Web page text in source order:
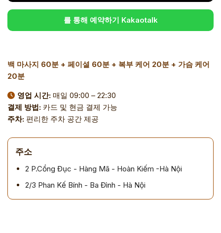
를 통해 예약하기 Kakaotalk
백 마사지 60분 + 페이셜 60분 + 복부 케어 20분 + 가슴 케어
20분
영업 시간: 매일 09:00 – 22:30
결제 방법: 카드 및 현금 결제 가능
주차: 편리한 주차 공간 제공
주소
2 P.Cổng Đục - Hàng Mã - Hoàn Kiếm -Hà Nội
2/3 Phan Kế Bính - Ba Đình - Hà Nội